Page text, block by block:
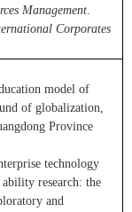
Management.
Corporates
model of
of globalization,
Province
technology
research: the
and